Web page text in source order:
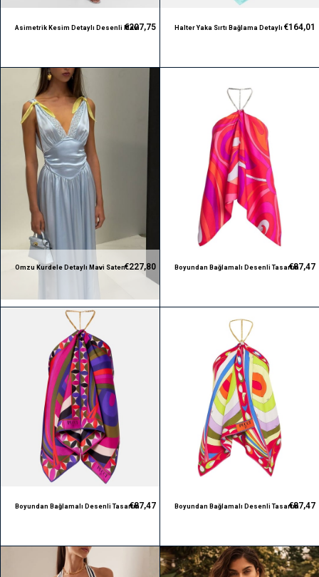
Asimetrik Kesim Detaylı Desenli Mavi€207,75
Halter Yaka Sırtı Bağlama Detaylı €164,01
Omzu Kurdele Detaylı Mavi Saten€227,80
Boyundan Bağlamalı Desenli Tasarım€87,47
Boyundan Bağlamalı Desenli Tasarım€87,47
Boyundan Bağlamalı Desenli Tasarım€87,47